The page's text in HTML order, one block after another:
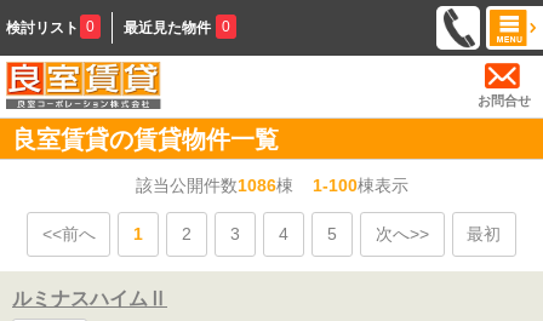
検討リスト 0 最近見た物件 0
お問合せ
良室賃貸の賃貸物件一覧
該当公開件数1086棟 1-100棟表示
<<前へ 1 2 3 4 5 次へ>> 最初
ルミナスハイムⅡ